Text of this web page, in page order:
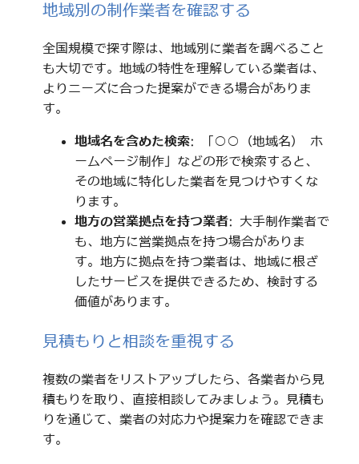
地域別の制作業者を確認する
全国規模で探す際は、地域別に業者を調べること
も大切です。地域の特性を理解している業者は、
よりニーズに合った提案ができる場合がありま
す。
地域名を含めた検索: 「○○（地域名） ホ
ームページ制作」などの形で検索すると、
その地域に特化した業者を見つけやすくな
ります。
地方の営業拠点を持つ業者: 大手制作業者で
も、地方に営業拠点を持つ場合がありま
す。地方に拠点を持つ業者は、地域に根ざ
したサービスを提供できるため、検討する
価値があります。
見積もりと相談を重視する
複数の業者をリストアップしたら、各業者から見
積もりを取り、直接相談してみましょう。見積も
りを通じて、業者の対応力や提案力を確認できま
す。